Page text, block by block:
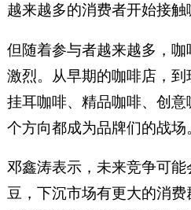
越来越多的消费者开始接触
但随着参与者越来越多，
激烈。从早期的咖啡店，
挂耳咖啡、精品咖啡、创
个方向都成为品牌们的战场
邓鑫涛表示，未来竞争可
豆，下沉市场有更大的消费